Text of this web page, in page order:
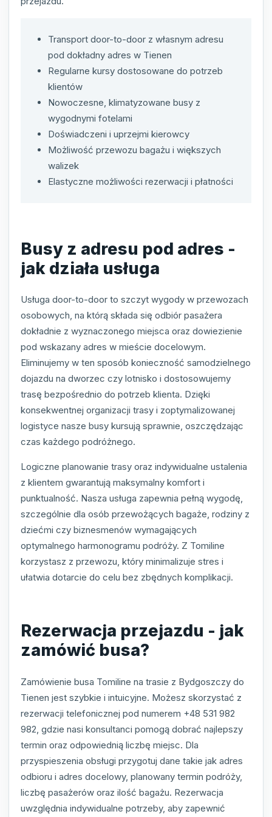
Transport door-to-door z własnym adresu
pod dokładny adres w Tienen
Regularne kursy dostosowane do potrzeb
klientów
Nowoczesne, klimatyzowane busy z
wygodnymi fotelami
Doświadczeni i uprzejmi kierowcy
Możliwość przewozu bagażu i większych
walizek
Elastyczne możliwości rezerwacji i płatności
Busy z adresu pod adres -
jak działa usługa
Usługa door-to-door to szczyt wygody w przewozach
osobowych, na którą składa się odbiór pasażera
dokładnie z wyznaczonego miejsca oraz dowiezienie
pod wskazany adres w mieście docelowym.
Eliminujemy w ten sposób konieczność samodzielnego
dojazdu na dworzec czy lotnisko i dostosowujemy
trasę bezpośrednio do potrzeb klienta. Dzięki
konsekwentnej organizacji trasy i zoptymalizowanej
logistyce nasze busy kursują sprawnie, oszczędzając
czas każdego podróżnego.
Logiczne planowanie trasy oraz indywidualne ustalenia
z klientem gwarantują maksymalny komfort i
punktualność. Nasza usługa zapewnia pełną wygodę,
szczególnie dla osób przewożących bagaże, rodziny z
dziećmi czy biznesmenów wymagających
optymalnego harmonogramu podróży. Z Tomiline
korzystasz z przewozu, który minimalizuje stres i
ułatwia dotarcie do celu bez zbędnych komplikacji.
Rezerwacja przejazdu - jak
zamówić busa?
Zamówienie busa Tomiline na trasie z Bydgoszczy do
Tienen jest szybkie i intuicyjne. Możesz skorzystać z
rezerwacji telefonicznej pod numerem +48 531 982
982, gdzie nasi konsultanci pomogą dobrać najlepszy
termin oraz odpowiednią liczbę miejsc. Dla
przyspieszenia obsługi przygotuj dane takie jak adres
odbioru i adres docelowy, planowany termin podróży,
liczbę pasażerów oraz ilość bagażu. Rezerwacja
uwzględnia indywidualne potrzeby, aby zapewnić